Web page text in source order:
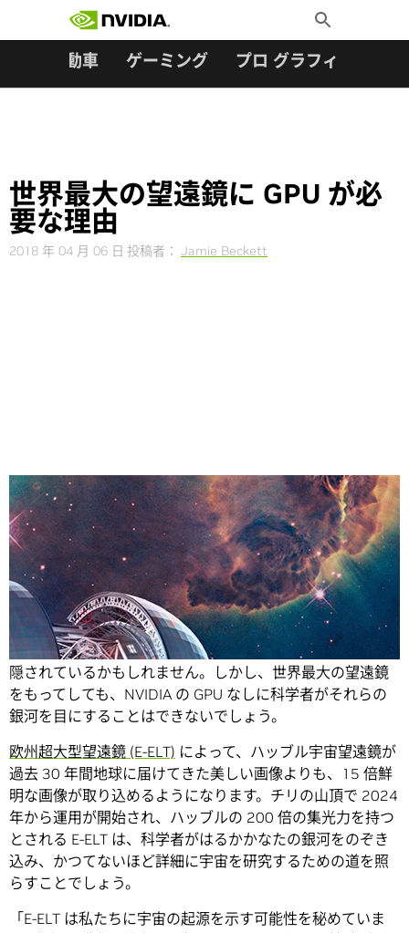
Toggle
Search
自動車 ゲーミング プロ グラフィックス
世界最大の望遠鏡に GPU が必
要な理由
2018 年 04 月 06 日 投稿者： Jamie Beckett
Share
宇宙最古のもっとも遠い銀河に人類の未来を占うヒントが
隠されているかもしれません。
しかし、世界最大の望遠鏡
をもってしても、NVIDIA の GPU なしに科学者がそれらの
銀河を目にすることはできないでしょう。
欧州超大型望遠鏡 (E-ELT) によって、ハッブル宇宙望遠鏡が
過去 30 年間地球に届けてきた美しい画像よりも、15 倍鮮
明な画像が取り込めるようになります。チリの山頂で 2024
年から運用が開始され、ハッブルの 200 倍の集光力を持つ
とされる E-ELT は、科学者がはるかかなたの銀河をのぞき
込み、かつてないほど詳細に宇宙を研究するための道を照
らすことでしょう。
「E-ELT は私たちに宇宙の起源を示す可能性を秘めていま